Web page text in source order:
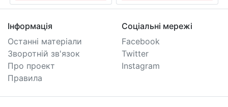
Інформація
Останні матеріали
Зворотній зв'язок
Про проект
Правила
Соціальні мережі
Facebook
Twitter
Instagram